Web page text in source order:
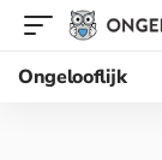
Ongelooflijk